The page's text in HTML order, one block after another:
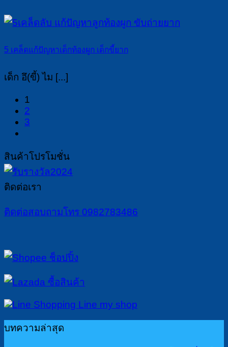
5 เคล็ดแก้ปัญหาเด็กท้องผูก เด็กขี้ยาก
เด็ก อึ(ขี้) ไม [...]
1
2
3
สินค้าโปรโมชั่น
ติดต่อเรา
ติดต่อสอบถามโทร 0982783486
บทความล่าสุด